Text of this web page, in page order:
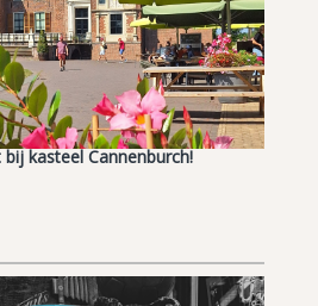
kasteel Cannenburch!